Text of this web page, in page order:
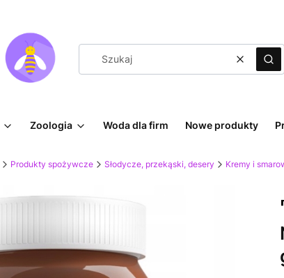
Wyczyść
Zoologia Woda dla firm Nowe produkty
Produkty spożywcze Słodycze, przekąski, desery Kremy i